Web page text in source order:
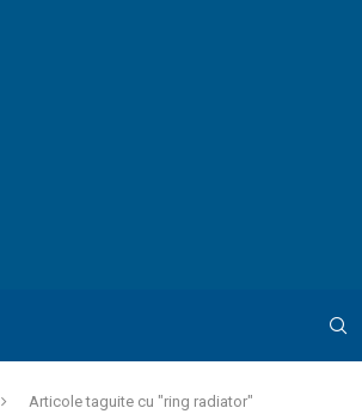
Articole taguite cu "ring radiator"